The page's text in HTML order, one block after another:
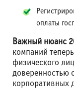
оплаты
Важный нюанс
компаний
физического
доверенностью
корпоративных